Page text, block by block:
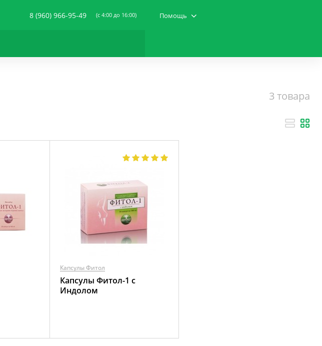
8 (960) 966-95-49 (c 4:00 до 16:00) Помощь
3 товара
Капсулы Фитол
Капсулы Фитол-1 c
Индолом